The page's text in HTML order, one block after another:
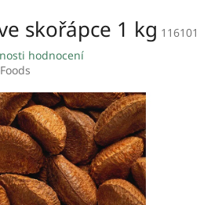
skořápce 1 kg 116101
hodnocení